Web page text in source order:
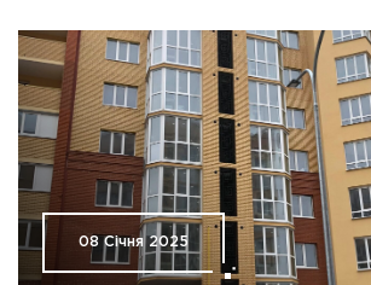
08 Січня 2025